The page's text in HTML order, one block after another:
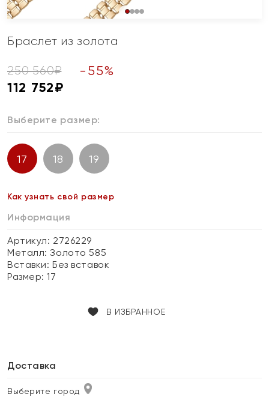
Браслет из золота
250 560₽ - 55%
112 752₽
Выберите размер:
17 18 19
Как узнать свой размер
Информация
Артикул: 2726229
Металл:Золото 585
Вставки:Без вставок
Размер:17
В ИЗБРАННОЕ
Доставка
Выберите город